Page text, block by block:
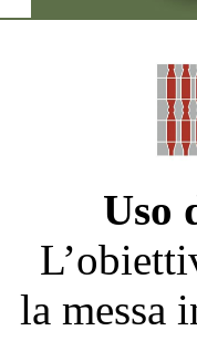
Uso
la messa